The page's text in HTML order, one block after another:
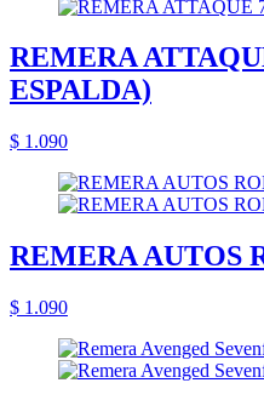
REMERA
ESPALDA)
$ 1.090
REMERA AUTOS
$ 1.090